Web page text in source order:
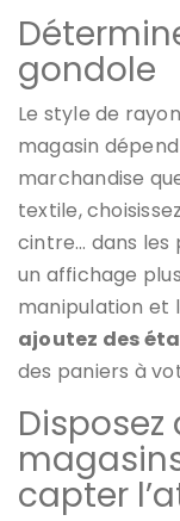
gondole
Le style de
magasin
marchandise
textile,
cintre… dans les
un affichage
manipulation et
ajoutez des
des paniers à
capter